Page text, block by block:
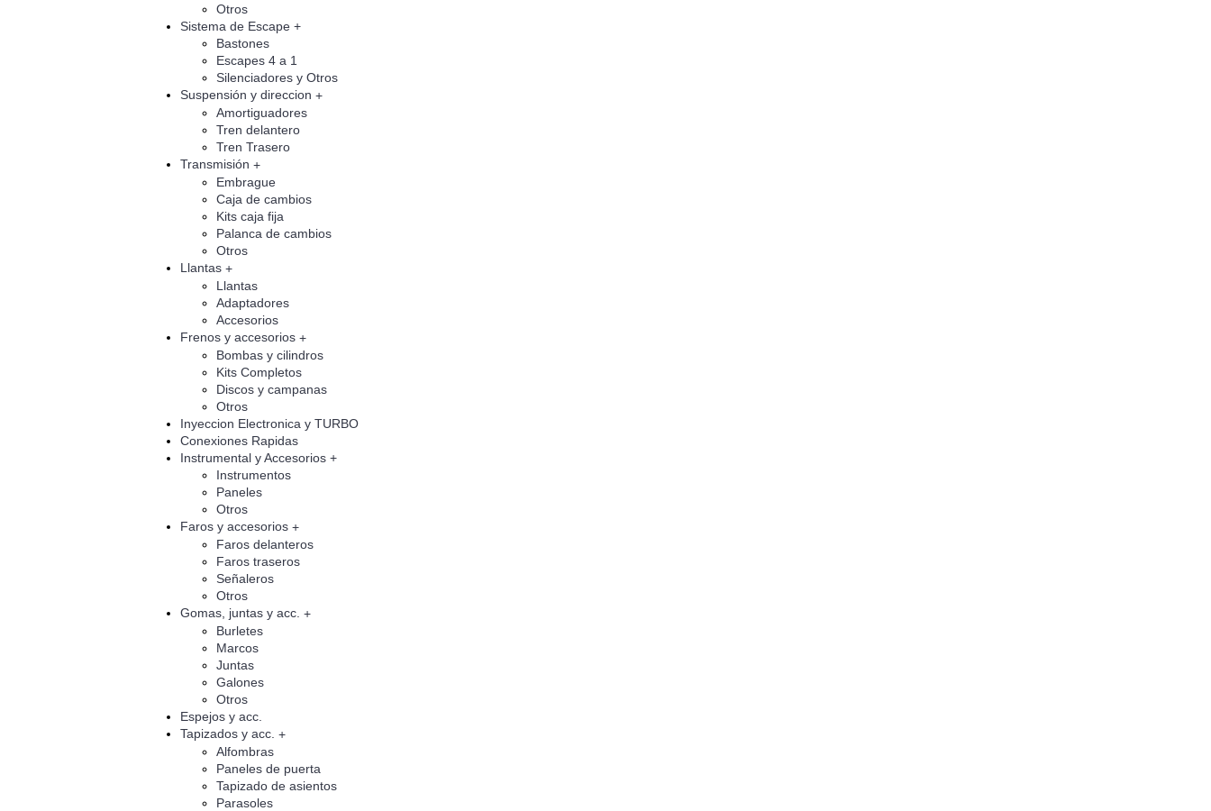
Otros
Sistema de Escape +
Bastones
Escapes 4 a 1
Silenciadores y Otros
Suspensión y direccion +
Amortiguadores
Tren delantero
Tren Trasero
Transmisión +
Embrague
Caja de cambios
Kits caja fija
Palanca de cambios
Otros
Llantas +
Llantas
Adaptadores
Accesorios
Frenos y accesorios +
Bombas y cilindros
Kits Completos
Discos y campanas
Otros
Inyeccion Electronica y TURBO
Conexiones Rapidas
Instrumental y Accesorios +
Instrumentos
Paneles
Otros
Faros y accesorios +
Faros delanteros
Faros traseros
Señaleros
Otros
Gomas, juntas y acc. +
Burletes
Marcos
Juntas
Galones
Otros
Espejos y acc.
Tapizados y acc. +
Alfombras
Paneles de puerta
Tapizado de asientos
Parasoles